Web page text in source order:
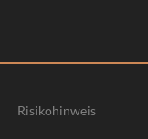
Risikohinweis